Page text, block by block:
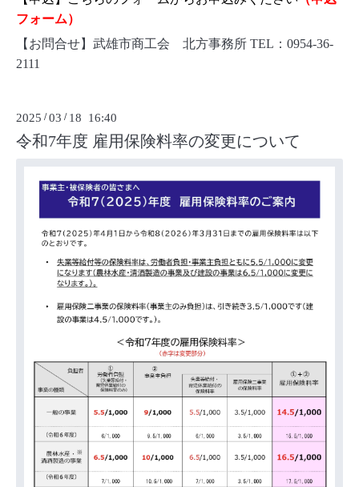
フォーム）
【お問合せ】武雄市商工会 北方事務所 TEL：0954-36-
2111
2025 /03 / 18 16:40
令和7年度 雇用保険料率の変更について